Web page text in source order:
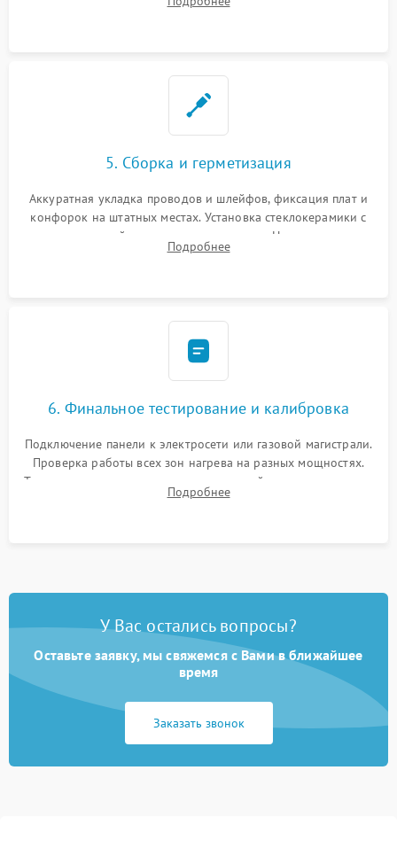
дорожек. Очистка контактов и замена поврежденной
5. Сборка и герметизация
Аккуратная укладка проводов и шлейфов, фиксация плат и
конфорок на штатных местах. Установка стеклокерамики с
проверкой равномерности зазоров. Нанесение
термостойкого герметика или укладка уплотнительной
Подробнее
6. Финальное тестирование и калибровка
Подключение панели к электросети или газовой магистрали.
Проверка работы всех зон нагрева на разных мощностях.
Тестирование сенсорного управления, таймера, индикаторов
остаточного тепла и систем защиты от перегрева.
Подробнее
У Вас остались вопросы?
Оставьте заявку, мы свяжемся с Вами в ближайшее
время
Заказать звонок